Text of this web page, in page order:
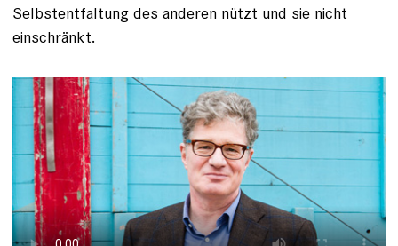
Selbstentfaltung des anderen nützt und sie nicht
einschränkt.